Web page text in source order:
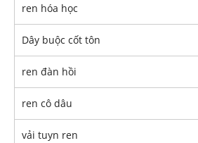
ren hóa học
Dây buộc cốt tôn
ren đàn hồi
ren cô dâu
vải tuyn ren